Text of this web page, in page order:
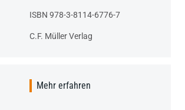
ISBN 978-3-8114-6776-7
C.F. Müller Verlag
Mehr erfahren